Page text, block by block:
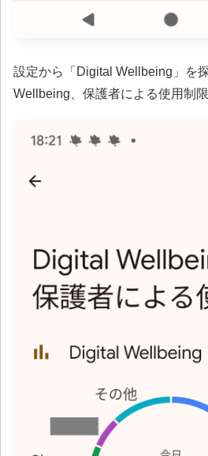
設定から「Digital Wellbeing」を
Wellbeing、保護者による使用制限